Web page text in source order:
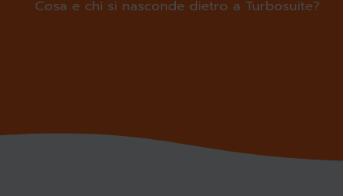
Cosa e chi si nasconde dietro a Turbosuite?